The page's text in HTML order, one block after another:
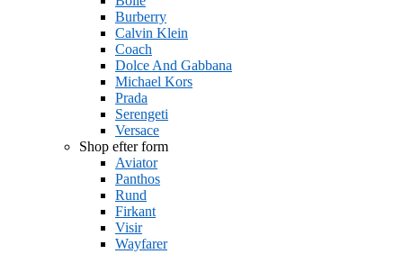
Burberry
Calvin Klein
Coach
Dolce And Gabbana
Michael Kors
Prada
Serengeti
Versace
Shop efter form
Aviator
Panthos
Rund
Firkant
Visir
Wayfarer